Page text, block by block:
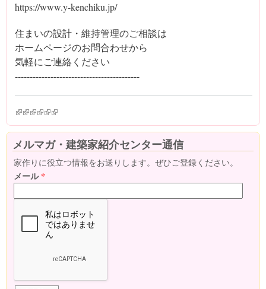
https://www.y-kenchiku.jp/
住まいの設計・維持管理のご相談は
ホームページのお問合わせから
気軽にご連絡ください
------------‐-----------------------------
(link is external)
(link is external)
(link is external)
(link is external)
(link is external)
(link is external)
メルマガ・建築家紹介センター通信
家作りに役立つ情報をお送りします。ぜひご登録ください。
メール*